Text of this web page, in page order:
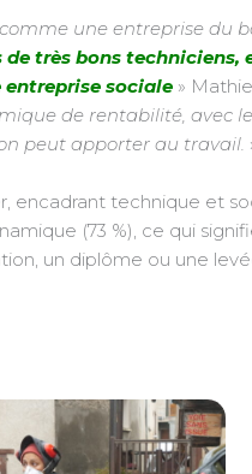
une entreprise du
très bons techniciens,
entreprise sociale »
de rentabilité, avec
peut apporter au travail.
encadrant technique et
(73 %), ce qui
un diplôme ou une